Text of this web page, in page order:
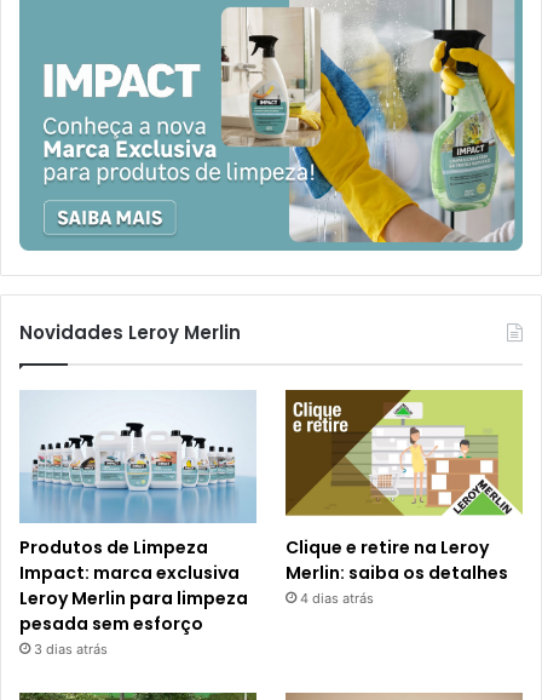
Novidades Leroy Merlin
Produtos de Limpeza
Impact: marca exclusiva
Leroy Merlin para limpeza
pesada sem esforço
3 dias atrás
Clique e retire na Leroy
Merlin: saiba os detalhes
4 dias atrás